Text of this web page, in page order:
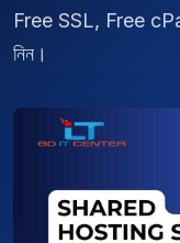
Free SSL, Free
নিন।